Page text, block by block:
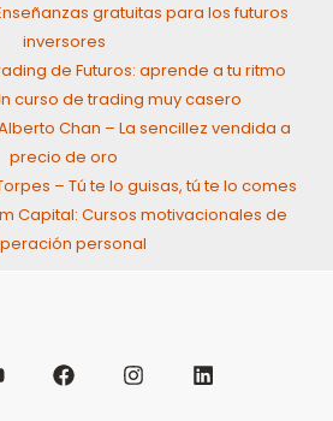
gratuitas para los futuros
inversores
de Futuros: aprende a tu ritmo
curso de trading muy casero
Chan – La sencillez vendida a
precio de oro
– Tú te lo guisas, tú te lo comes
Capital: Cursos motivacionales de
personal